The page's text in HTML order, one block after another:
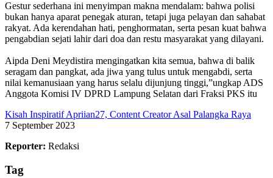
‎Gestur sederhana ini menyimpan makna mendalam: bahwa polisi
bukan hanya aparat penegak aturan, tetapi juga pelayan dan sahabat
rakyat. Ada kerendahan hati, penghormatan, serta pesan kuat bahwa
pengabdian sejati lahir dari doa dan restu masyarakat yang dilayani.
‎Aipda Deni Meydistira mengingatkan kita semua, bahwa di balik
seragam dan pangkat, ada jiwa yang tulus untuk mengabdi, serta
nilai kemanusiaan yang harus selalu dijunjung tinggi,”ungkap ADS
Anggota Komisi IV DPRD Lampung Selatan dari Fraksi PKS itu
Kisah Inspiratif Apriian27, Content Creator Asal Palangka Raya
7 September 2023
Reporter: Redaksi
Tag